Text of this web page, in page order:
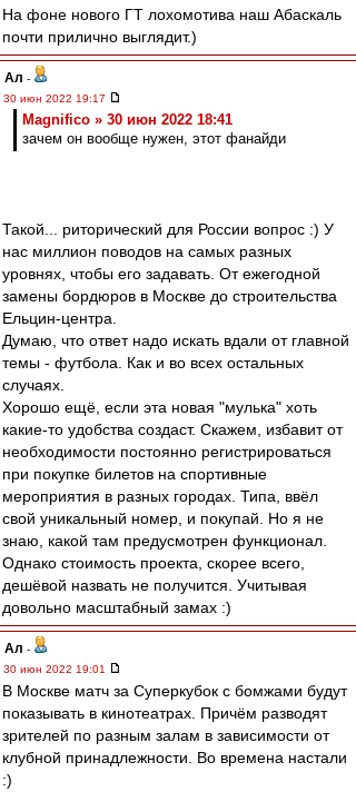
На фоне нового ГТ лохомотива наш Абаскаль
почти прилично выглядит.)
Ал -
30 июн 2022 19:17
Magnifico » 30 июн 2022 18:41
зачем он вообще нужен, этот фанайди
Такой... риторический для России вопрос :) У
нас миллион поводов на самых разных
уровнях, чтобы его задавать. От ежегодной
замены бордюров в Москве до строительства
Ельцин-центра.
Думаю, что ответ надо искать вдали от главной
темы - футбола. Как и во всех остальных
случаях.
Хорошо ещё, если эта новая "мулька" хоть
какие-то удобства создаст. Скажем, избавит от
необходимости постоянно регистрироваться
при покупке билетов на спортивные
мероприятия в разных городах. Типа, ввёл
свой уникальный номер, и покупай. Но я не
знаю, какой там предусмотрен функционал.
Однако стоимость проекта, скорее всего,
дешёвой назвать не получится. Учитывая
довольно масштабный замах :)
Ал -
30 июн 2022 19:01
В Москве матч за Суперкубок с бомжами будут
показывать в кинотеатрах. Причём разводят
зрителей по разным залам в зависимости от
клубной принадлежности. Во времена настали
:)